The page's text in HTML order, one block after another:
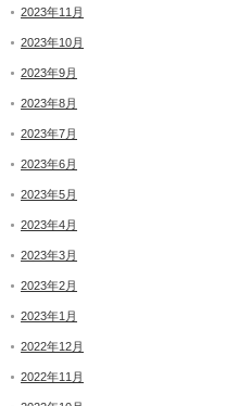
2023年11月
2023年10月
2023年9月
2023年8月
2023年7月
2023年6月
2023年5月
2023年4月
2023年3月
2023年2月
2023年1月
2022年12月
2022年11月